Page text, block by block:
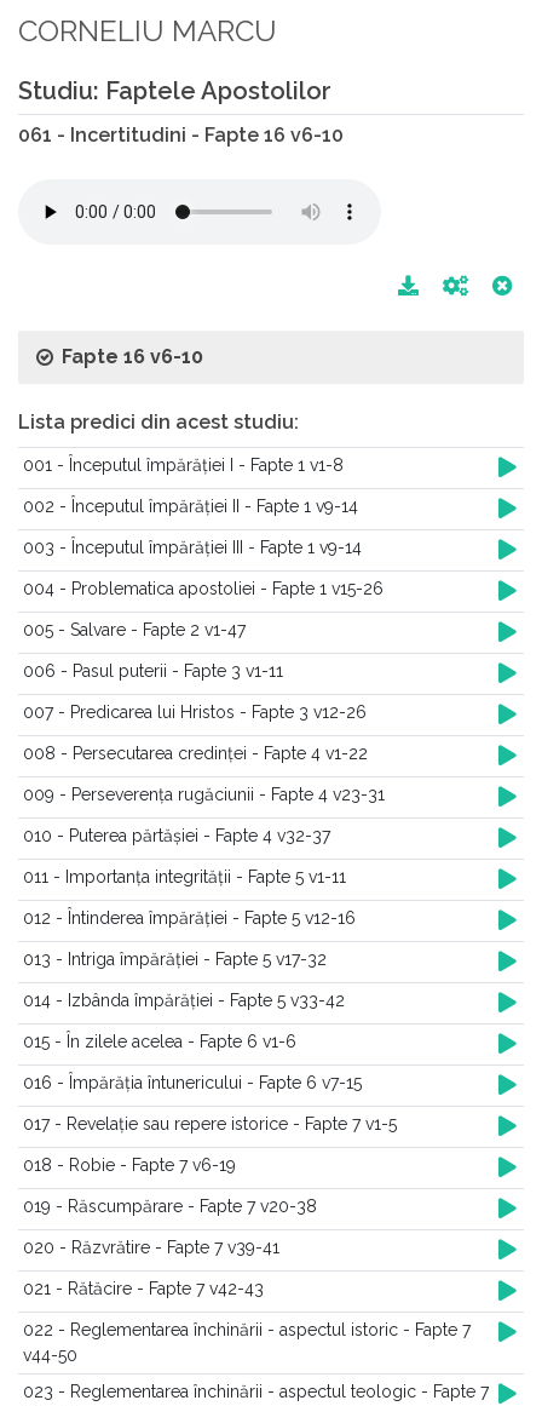
CORNELIU MARCU
Studiu: Faptele Apostolilor
061 - Incertitudini - Fapte 16 v6-10
Fapte 16 v6-10
Lista predici din acest studiu:
001 - Începutul împărăției I - Fapte 1 v1-8
002 - Începutul împărăției II - Fapte 1 v9-14
003 - Începutul împărăției III - Fapte 1 v9-14
004 - Problematica apostoliei - Fapte 1 v15-26
005 - Salvare - Fapte 2 v1-47
006 - Pasul puterii - Fapte 3 v1-11
007 - Predicarea lui Hristos - Fapte 3 v12-26
008 - Persecutarea credinței - Fapte 4 v1-22
009 - Perseverența rugăciunii - Fapte 4 v23-31
010 - Puterea părtășiei - Fapte 4 v32-37
011 - Importanța integrității - Fapte 5 v1-11
012 - Întinderea împărăției - Fapte 5 v12-16
013 - Intriga împărăției - Fapte 5 v17-32
014 - Izbânda împărăției - Fapte 5 v33-42
015 - În zilele acelea - Fapte 6 v1-6
016 - Împărăția întunericului - Fapte 6 v7-15
017 - Revelație sau repere istorice - Fapte 7 v1-5
018 - Robie - Fapte 7 v6-19
019 - Răscumpărare - Fapte 7 v20-38
020 - Răzvrătire - Fapte 7 v39-41
021 - Rătăcire - Fapte 7 v42-43
022 - Reglementarea închinării - aspectul istoric - Fapte 7
v44-50
023 - Reglementarea închinării - aspectul teologic - Fapte 7